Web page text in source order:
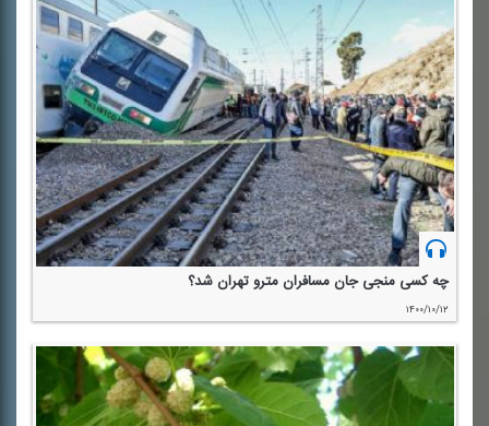
چه كسی منجی جان مسافران مترو تهران شد؟
۱۴۰۰/۱۰/۱۲